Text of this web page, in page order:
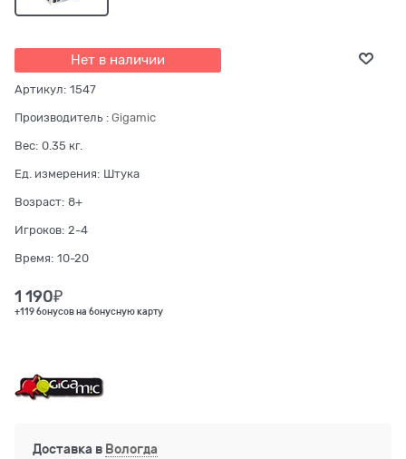
Нет в наличии
Артикул: 1547
Производитель : Gigamic
Вес: 0.35 кг.
Ед. измерения: Штука
Возраст: 8+
Игроков: 2-4
Время: 10-20
1 190₽
+119 бонусов на бонусную карту
Доставка в Вологда